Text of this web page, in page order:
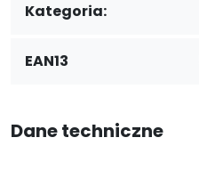
Kategoria:
EAN13
Dane techniczne